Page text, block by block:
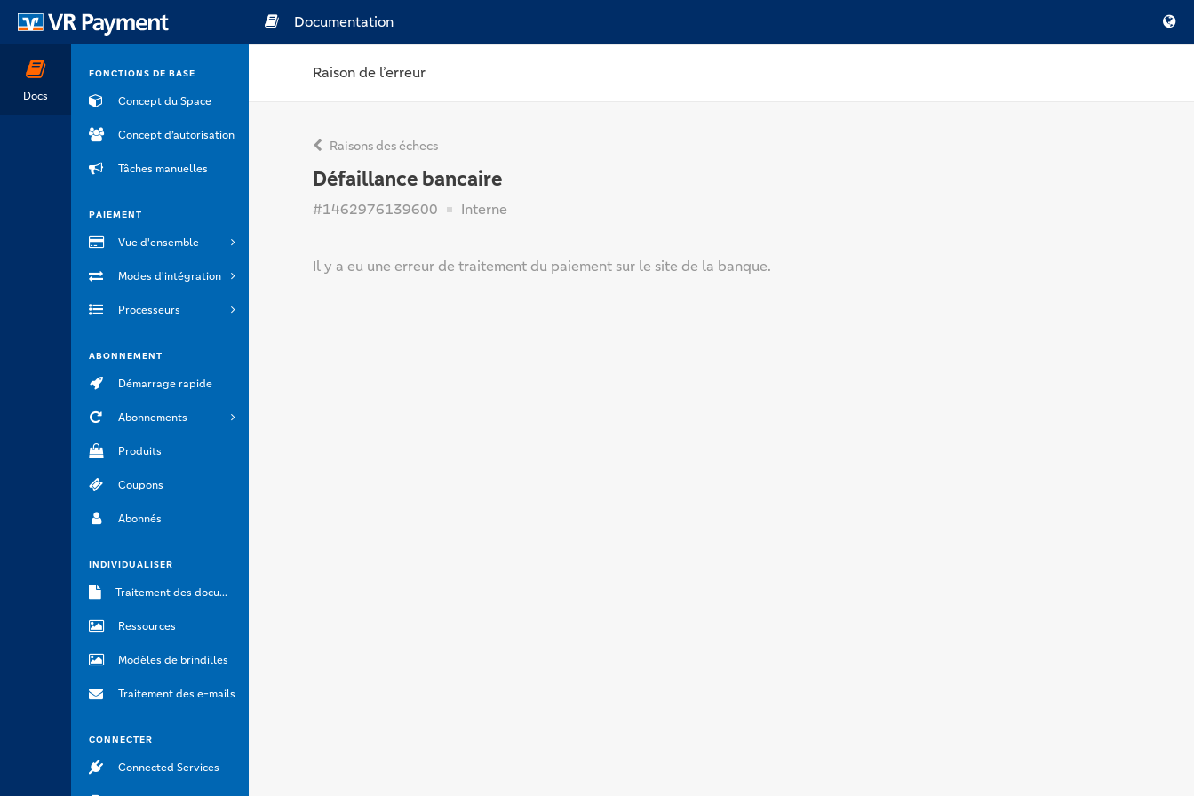
Docs
FONCTIONS DE BASE
Concept du Space
Concept d’autorisation
Tâches manuelles
PAIEMENT
Vue d'ensemble
Modes d'intégration
Processeurs
ABONNEMENT
Démarrage rapide
Abonnements
Produits
Coupons
Abonnés
INDIVIDUALISER
Traitement des documents
Ressources
Modèles de brindilles
Traitement des e-mails
CONNECTER
Connected Services
Documentation
Raison de l’erreur
Raisons des échecs
Défaillance bancaire
#1462976139600 Interne
Il y a eu une erreur de traitement du paiement sur le site de la banque.